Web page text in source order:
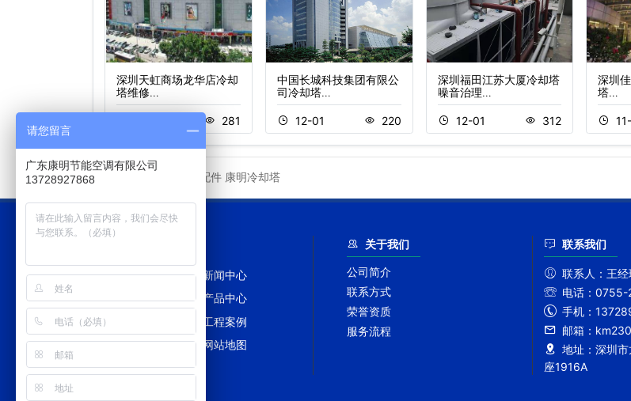
深圳天虹商场龙华店冷却
塔维修…
281
中国长城科技集团有限公
司冷却塔…
12-01 220
深圳福田江苏大厦冷却塔
噪音治理…
12-01 312
深圳
塔…
冷却塔配件 康明冷却塔
网站首页
新闻中心
冷却塔百科
产品中心
冷却塔配件
工程案例
冷却塔维修
网站地图
关于我们
公司简介
联系方式
荣誉资质
服务流程
联系我们
联系人： 王经
电话： 0755-
手机：
邮箱：
地址： 深圳
座1916A
请您留言
广东康明节能空调有限公司
13728927868